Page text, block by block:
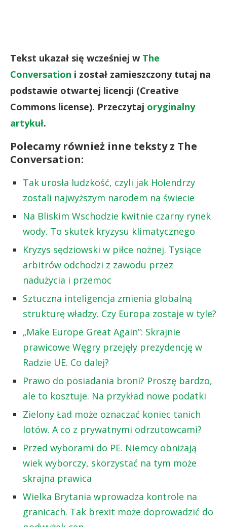
Tekst ukazał się wcześniej w The
Conversation i został zamieszczony tutaj na
podstawie otwartej licencji (Creative
Commons license). Przeczytaj oryginalny
artykuł.
Polecamy również inne teksty z The
Conversation:
Tak urosła ludzkość, czyli jak Holendrzy
zostali najwyższym narodem na świecie
Na Bliskim Wschodzie kwitnie czarny rynek
wody. To skutek kryzysu klimatycznego
Kryzys sędziowski w piłce nożnej. Tysiące
arbitrów odchodzi z zawodu przez
nadużycia i przemoc
Sztuczna inteligencja zmienia globalną
strukturę władzy. Czy Europa zostaje w tyle?
„Make Europe Great Again”: Skrajnie
prawicowe Węgry przejęły prezydencję w
Radzie UE. Co dalej?
Prawo do posiadania broni? Proszę bardzo,
ale to kosztuje. Na przykład nowe podatki
Zielony Ład może oznaczać koniec tanich
lotów. A co z prywatnymi odrzutowcami?
Przed wyborami do PE. Niemcy obniżają
wiek wyborczy, skorzystać na tym może
skrajna prawica
Wielka Brytania wprowadza kontrole na
granicach. Tak brexit może doprowadzić do